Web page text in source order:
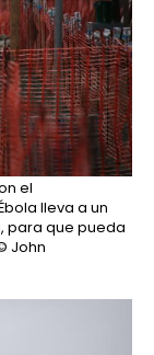
el
lleva a un
para que pueda
John